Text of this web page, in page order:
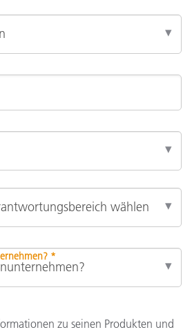
*
zu seinen Produkten und